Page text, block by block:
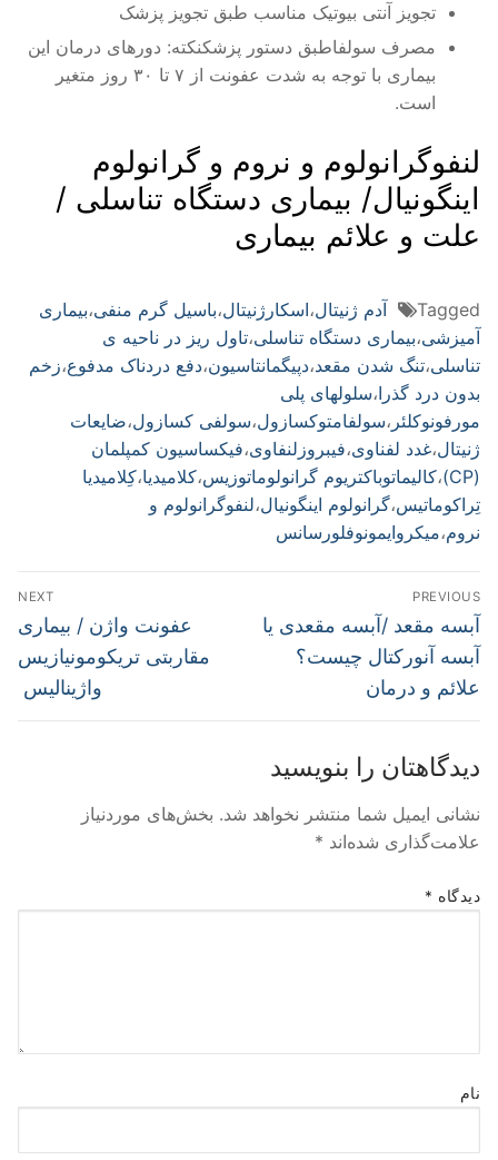
تجویز آنتی بیوتیک مناسب طبق تجویز پزشک
مصرف سولفاطبق دستور پزشکنکته: دورهای درمان این
بیماری با توجه به شدت عفونت از ۷ تا ۳۰ روز متغیر
است.
لنفوگرانولوم و نروم و گرانولوم
اینگونیال/ بیماری دستگاه تناسلی /
علت و علائم بیماری
Tagged آدم ژنیتال،اسکارژنیتال،باسیل گرم منفی،بیماری
آمیزشی،بیماری دستگاه تناسلی،تاول ریز در ناحیه ی
تناسلی،تنگ شدن مقعد،دپیگمانتاسیون،دفع دردناک مدفوع،زخم
بدون درد گذرا،سلولهای پلی
مورفونوکلئر ،سولفامتوکسازول،سولفی کسازول،ضایعات
ژنیتال،غدد لفناوی،فیبروزلنفاوی،فیکساسیون کمپلمان
(CP)
،کالیماتوباکتریوم گرانولوماتوزیس،کلامیدیا،کِلامیدیا
تِراکوماتیس،گرانولوم اینگونیال،لنفوگرانولوم و
نروم،میکروایمونوفلورسانس
راهبری
نوشته
PREVIOUS
Previous
post:
آبسه مقعد /آبسه مقعدی یا
آبسه آنورکتال چیست؟
علائم و درمان
NEXT
Next
post:
عفونت واژن / بیماری
مقاربتی تریکومونیازیس
واژینالیس
دیدگاهتان را بنویسید
نشانی ایمیل شما منتشر نخواهد شد. بخش‌های موردنیاز
علامت‌گذاری شده‌اند *
دیدگاه *
نام